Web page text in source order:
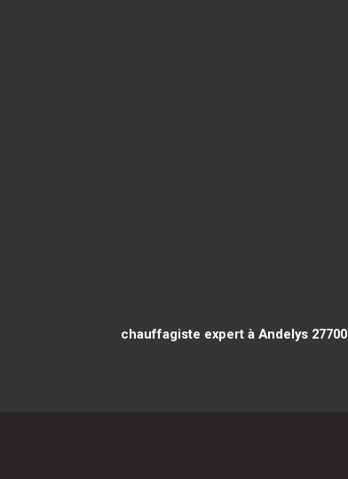
chauffagiste expert à Andelys 27700